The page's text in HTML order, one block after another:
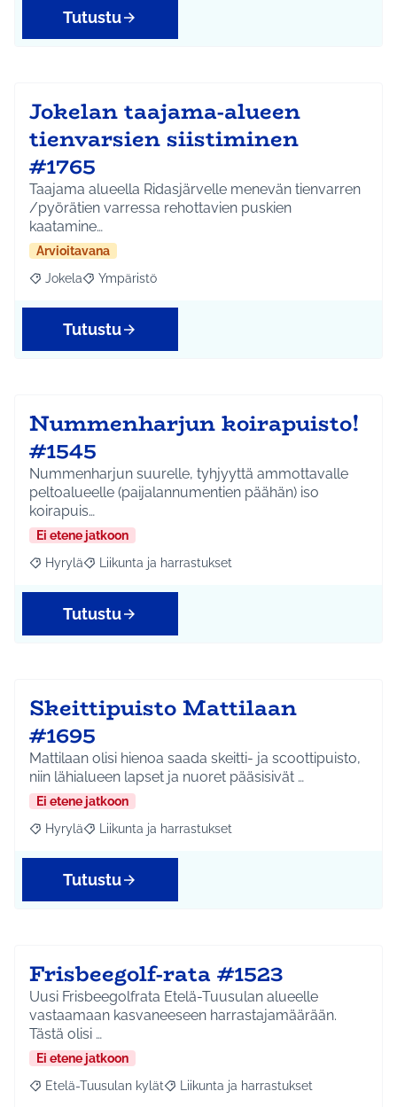
Tutustu
Jokelan taajama-alueen
tienvarsien siistiminen
#1765
Taajama alueella Ridasjärvelle menevän tienvarren
/pyörätien varressa rehottavien puskien
kaatamine…
Arvioitavana
Rajaa tulokset aihepiirin mukaan: Jokela
Jokela Rajaa tulokset teeman mukaan: Ympäristö
Ympäristö
Tutustu
Nummenharjun koirapuisto!
#1545
Nummenharjun suurelle, tyhjyyttä ammottavalle
peltoalueelle (paijalannumentien päähän) iso
koirapuis…
Ei etene jatkoon
Rajaa tulokset aihepiirin mukaan: Hyrylä
Hyrylä Rajaa tulokset teeman mukaan: Liikunta ja
Liikunta ja harrastukset
Tutustu
Skeittipuisto Mattilaan
#1695
Mattilaan olisi hienoa saada skeitti- ja scoottipuisto,
niin lähialueen lapset ja nuoret pääsisivät …
Ei etene jatkoon
Rajaa tulokset aihepiirin mukaan: Hyrylä
Hyrylä Rajaa tulokset teeman mukaan: Liikunta ja
Liikunta ja harrastukset
Tutustu
Frisbeegolf-rata #1523
Uusi Frisbeegolfrata Etelä-Tuusulan alueelle
vastaamaan kasvaneeseen harrastajamäärään.
Tästä olisi …
Ei etene jatkoon
Rajaa tulokset aihepiirin mukaan: Etelä-Tuusulan kylät
Etelä-Tuusulan kylät Rajaa tulokset teeman mukaan:
Liikunta ja harrastukset